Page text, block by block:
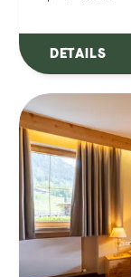
DETAILS